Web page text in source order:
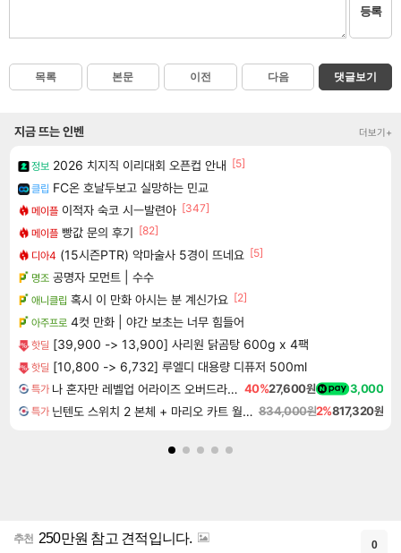
등록
목록 본문 이전 다음 댓글보기
지금 뜨는 인벤 더보기+
정보 2026 치지직 이리대회 오픈컵 안내 [5]
클립 FC온 호날두보고 실망하는 민교
메이플 이적자 숙코 시ㅡ발련아 [347]
메이플 빵값 문의 후기 [82]
디아4 (15시즌PTR) 악마술사 5경이 뜨네요 [5]
명조 공명자 모먼트 | 수수
애니클립 혹시 이 만화 아시는 분 계신가요 [2]
아주프로 4컷 만화 | 야간 보초는 너무 힘들어
핫딜 [39,900 -> 13,900] 사리원 닭곰탕 600g x 4팩
핫딜 [10,800 -> 6,732] 루엘디 대용량 디퓨저 500ml
특가 나 혼자만 레벨업 어라이즈 오버드라이브 Solo Leveling Arise 40%27,600원 3,000
특가 닌텐도 스위치 2 본체 + 마리오 카트 월드 + 포켓몬 포코피아 번들 834,000원2%817,320원
추천 250만원 참고 견적입니다. 0